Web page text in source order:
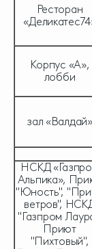
Ресторан
Корпус «А»,
лобби
зал «Валдай»
НСКД
Альпика»,
"Юность",
ветров",
"Газпром
Приют
"Пихтовый",